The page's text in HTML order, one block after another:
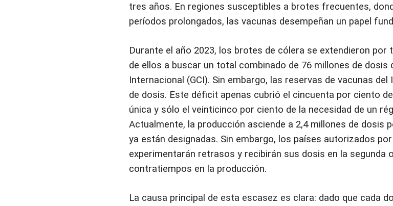
tres años. En regiones susceptibles a brotes frecuentes,
períodos prolongados, las vacunas desempeñan un papel
Durante el año 2023, los brotes de cólera se extendieron
de ellos a buscar un total combinado de 76 millones de dosis
Internacional (GCI). Sin embargo, las reservas de vacunas
de dosis. Este déficit apenas cubrió el cincuenta por ciento
única y sólo el veinticinco por ciento de la necesidad de un
Actualmente, la producción asciende a 2,4 millones de dosis
ya están designadas. Sin embargo, los países autorizados
experimentarán retrasos y recibirán sus dosis en la segunda
contratiempos en la producción.
La causa principal de esta escasez es clara: dado que cada